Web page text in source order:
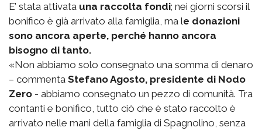
E’ stata attivata una raccolta fondi; nei giorni scorsi il
bonifico è già arrivato alla famiglia, ma le donazioni
sono ancora aperte, perché hanno ancora
bisogno di tanto.
«Non abbiamo solo consegnato una somma di denaro
– commenta Stefano Agosto, presidente di Nodo
Zero - abbiamo consegnato un pezzo di comunità. Tra
contanti e bonifico, tutto ciò che è stato raccolto è
arrivato nelle mani della famiglia di Spagnolino, senza